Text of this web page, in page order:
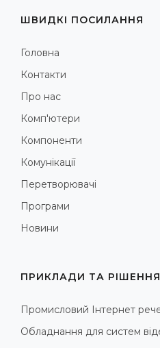
ШВИДКІ ПОСИЛАННЯ
Головна
Контакти
Про нас
Комп'ютери
Компоненти
Комунікації
Перетворювачі
Програми
Новини
ПРИКЛАДИ ТА РІШЕННЯ
Промисловий Інтернет
Обладнання для систем